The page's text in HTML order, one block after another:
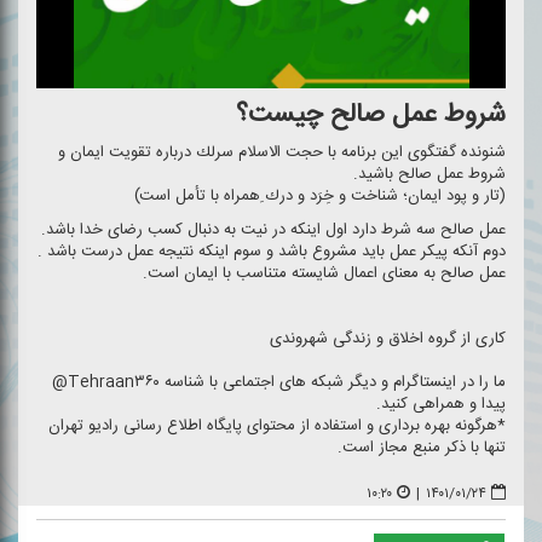
شروط عمل صالح چیست؟
شنونده گفتگوی این برنامه با حجت الاسلام سرلك درباره تقویت ایمان و
شروط عمل صالح باشید.
(تار و پود ایمان؛ شناخت و خِرَد و درك ِهمراه با تأمل است)
عمل صالح سه شرط دارد اول اینكه در نیت به دنبال كسب رضای خدا باشد.
دوم آنكه پیكر عمل باید مشروع باشد و سوم اینكه نتیجه عمل درست باشد .
عمل صالح به معنای اعمال شایسته متناسب با ایمان است.
كاری از گروه اخلاق و زندگی شهروندی
ما را در اینستاگرام و دیگر شبكه های اجتماعی با شناسه Tehraan۳۶۰@
پیدا و همراهی كنید.
*هرگونه بهره برداری و استفاده از محتوای پایگاه اطلاع رسانی رادیو تهران
تنها با ذكر منبع مجاز است.
۱۴۰۱/۰۱/۲۴ | ۱۰:۲۰